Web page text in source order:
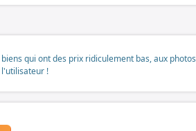
qui ont des prix ridiculement bas, aux photos
!